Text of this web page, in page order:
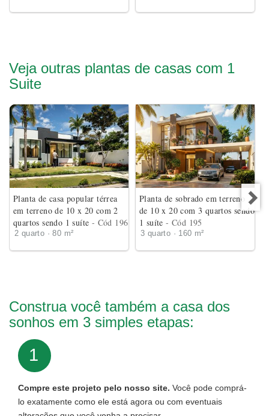
Veja outras plantas de casas com 1
Suite
Planta de casa popular térrea
em terreno de 10 x 20 com 2
quartos sendo 1 suíte - Cód 196
2 quarto · 80 m²
Planta de sobrado em terreno
de 10 x 20 com 3 quartos sendo
1 suíte- Cód 195
3 quarto · 160 m²
Construa você também a casa dos
sonhos em 3 simples etapas:
1
Compre este projeto pelo nosso site. Você pode comprá-
lo exatamente como ele está agora ou com eventuais